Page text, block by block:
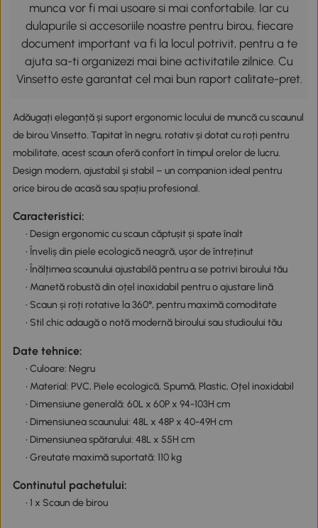
munca vor fi mai usoare si mai confortabile. Iar cu
dulapurile si accesoriile noastre pentru birou, fiecare
document important va fi la locul potrivit, pentru a te
ajuta sa-ti organizezi mai bine activitatile zilnice. Cu
Vinsetto este garantat cel mai bun raport calitate-pret.
Adăugați eleganță și suport ergonomic locului de muncă cu scaunul
de birou Vinsetto. Tapitat în negru, rotativ și dotat cu roți pentru
mobilitate, acest scaun oferă confort în timpul orelor de lucru.
Design modern, ajustabil și stabil – un companion ideal pentru
orice birou de acasă sau spațiu profesional.
Caracteristici:
• Design ergonomic cu scaun căptușit și spate înalt
• Înveliș din piele ecologică neagră, ușor de întreținut
• Înălțimea scaunului ajustabilă pentru a se potrivi biroului tău
• Manetă robustă din oțel inoxidabil pentru o ajustare lină
• Scaun și roți rotative la 360°, pentru maximă comoditate
• Stil chic adaugă o notă modernă biroului sau studioului tău
Date tehnice:
• Culoare: Negru
• Material: PVC, Piele ecologică, Spumă, Plastic, Oțel inoxidabil
• Dimensiune generală: 60L x 60P x 94-103H cm
• Dimensiunea scaunului: 48L x 48P x 40-49H cm
• Dimensiunea spătarului: 48L x 55H cm
• Greutate maximă suportată: 110 kg
Continutul pachetului:
• 1 x Scaun de birou